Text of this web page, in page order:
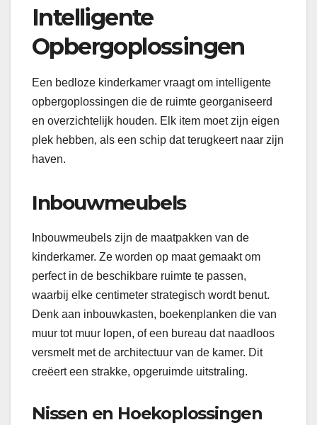
Intelligente
Opbergoplossingen
Een bedloze kinderkamer vraagt om intelligente
opbergoplossingen die de ruimte georganiseerd
en overzichtelijk houden. Elk item moet zijn eigen
plek hebben, als een schip dat terugkeert naar zijn
haven.
Inbouwmeubels
Inbouwmeubels zijn de maatpakken van de
kinderkamer. Ze worden op maat gemaakt om
perfect in de beschikbare ruimte te passen,
waarbij elke centimeter strategisch wordt benut.
Denk aan inbouwkasten, boekenplanken die van
muur tot muur lopen, of een bureau dat naadloos
versmelt met de architectuur van de kamer. Dit
creëert een strakke, opgeruimde uitstraling.
Nissen en Hoekoplossingen